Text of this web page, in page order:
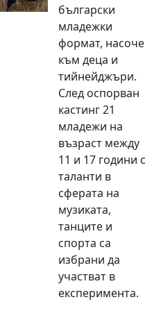
български
младежки
формат,
към деца и
тийнейджъри.
След оспорван
кастинг 21
младежи на
възраст между
11 и 17 години с
таланти в
сферата на
музиката,
танците и
спорта са
избрани да
участват в
експеримента.